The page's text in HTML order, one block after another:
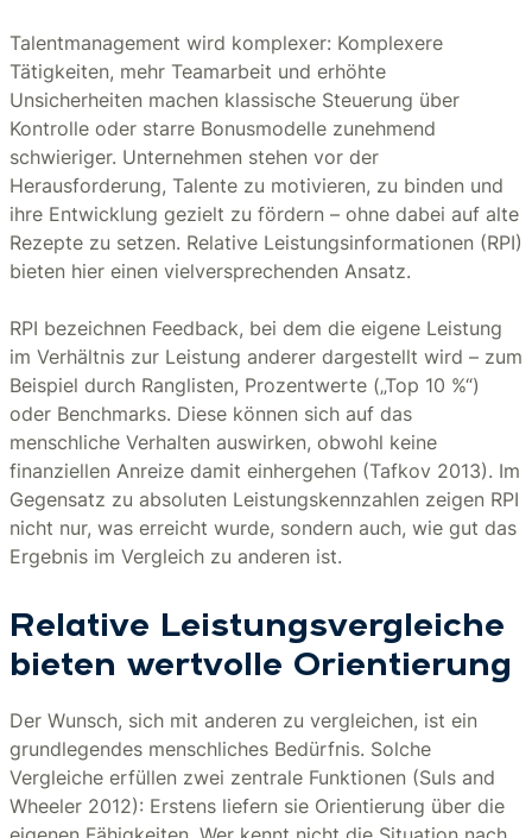
Talentmanagement wird komplexer: Komplexere
Tätigkeiten, mehr Teamarbeit und erhöhte
Unsicherheiten machen klassische Steuerung über
Kontrolle oder starre Bonusmodelle zunehmend
schwieriger. Unternehmen stehen vor der
Herausforderung, Talente zu motivieren, zu binden und
ihre Entwicklung gezielt zu fördern – ohne dabei auf alte
Rezepte zu setzen. Relative Leistungsinformationen (RPI)
bieten hier einen vielversprechenden Ansatz.
RPI bezeichnen Feedback, bei dem die eigene Leistung
im Verhältnis zur Leistung anderer dargestellt wird – zum
Beispiel durch Ranglisten, Prozentwerte („Top 10 %“)
oder Benchmarks. Diese können sich auf das
menschliche Verhalten auswirken, obwohl keine
finanziellen Anreize damit einhergehen (Tafkov 2013). Im
Gegensatz zu absoluten Leistungskennzahlen zeigen RPI
nicht nur, was erreicht wurde, sondern auch, wie gut das
Ergebnis im Vergleich zu anderen ist.
Relative Leistungsvergleiche
bieten wertvolle Orientierung
Der Wunsch, sich mit anderen zu vergleichen, ist ein
grundlegendes menschliches Bedürfnis. Solche
Vergleiche erfüllen zwei zentrale Funktionen (Suls and
Wheeler 2012): Erstens liefern sie Orientierung über die